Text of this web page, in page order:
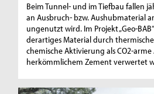
Beim Tunnel- und im Tiefbau fallen
an Ausbruch- bzw. Aushubmaterial
ungenutzt wird. Im Projekt „Geo-
derartiges Material durch
chemische Aktivierung als CO2-
herkömmlichem Zement verwertet